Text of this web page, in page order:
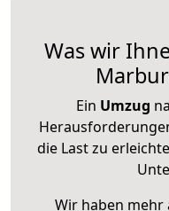
Was wir
Ein Umzug
die Last zu
Wir haben mehr